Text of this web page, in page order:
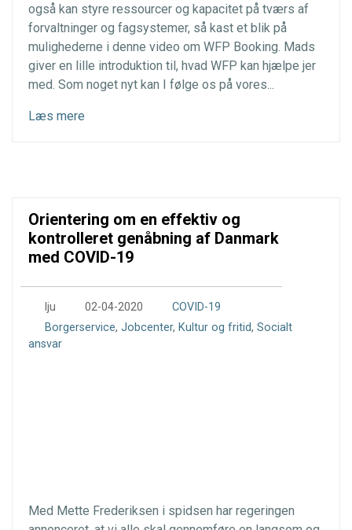
også kan styre ressourcer og kapacitet på tværs af
forvaltninger og fagsystemer, så kast et blik på
mulighederne i denne video om WFP Booking. Mads
giver en lille introduktion til, hvad WFP kan hjælpe jer
med. Som noget nyt kan I følge os på vores...
Læs mere
Orientering om en effektiv og
kontrolleret genåbning af Danmark
med COVID-19
lju 02-04-2020
COVID-19
Borgerservice, Jobcenter, Kultur og fritid, Socialt
ansvar
Med Mette Frederiksen i spidsen har regeringen